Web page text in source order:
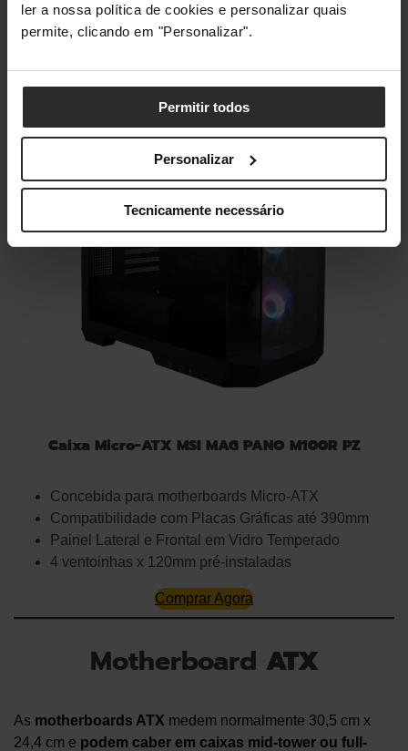
ler a nossa política de cookies e personalizar quais
permite, clicando em "Personalizar".
Permitir todos
Personalizar
Tecnicamente necessário
mm de comprimento mas também com coolers CPU
com 175 mm de altura
Caixa Micro-ATX MSI MAG PANO M100R PZ
Concebida para motherboards Micro-ATX
Compatibilidade com Placas Gráficas até 390mm
Painel Lateral e Frontal em Vidro Temperado
4 ventoinhas x 120mm pré-instaladas
Comprar Agora
Motherboard ATX
As motherboards ATX medem normalmente 30,5 cm x
24,4 cm e podem caber em caixas mid-tower ou full-